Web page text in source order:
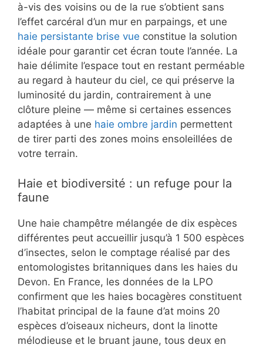
à-vis des voisins ou de la rue s’obtient sans
l’effet carcéral d’un mur en parpaings, et une
haie persistante brise vue constitue la solution
idéale pour garantir cet écran toute l’année. La
haie délimite l’espace tout en restant perméable
au regard à hauteur du ciel, ce qui préserve la
luminosité du jardin, contrairement à une
clôture pleine — même si certaines essences
adaptées à une haie ombre jardin permettent
de tirer parti des zones moins ensoleillées de
votre terrain.
Haie et biodiversité : un refuge pour la
faune
Une haie champêtre mélangée de dix espèces
différentes peut accueillir jusqu’à 1 500 espèces
d’insectes, selon le comptage réalisé par des
entomologistes britanniques dans les haies du
Devon. En France, les données de la LPO
confirment que les haies bocagères constituent
l’habitat principal de la faune d’at moins 20
espèces d’oiseaux nicheurs, dont la linotte
mélodieuse et le bruant jaune, tous deux en